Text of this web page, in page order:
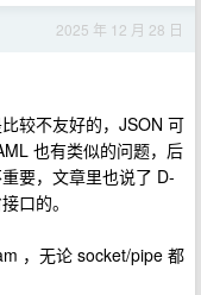
2025 年 12 月 28 日
较不友好的，JSON 可
也有类似的问题，后
要，文章里也说了 D-
口的。
，无论 socket/pipe 都